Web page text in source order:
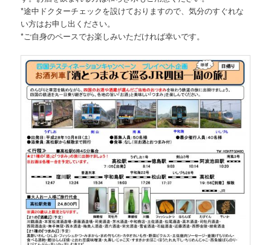
*途中ドクターチェックを設けておりますので、気分のすぐれな
い方はお申し出ください。
*ご自身のペースでお楽しみいただければ幸いです。